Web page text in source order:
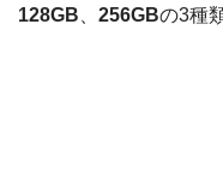
128GB
256GBの3種